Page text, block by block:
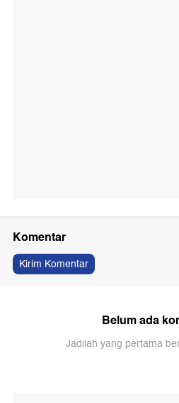
Komentar
Kirim Komentar
Belum ada
Jadilah yang pertama